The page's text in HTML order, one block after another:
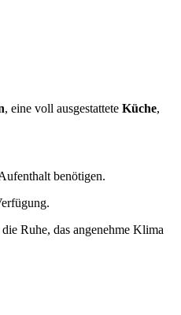
, eine voll ausgestattete Küche,
benötigen.
Ruhe, das angenehme Klima